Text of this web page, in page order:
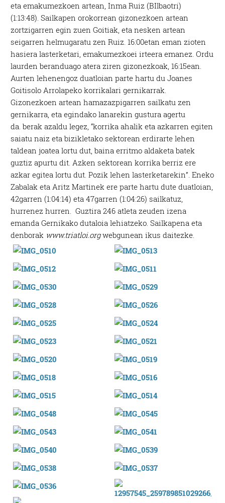
eta emakumezkoen artean, Inma Ruiz (BIlbaotri)
(1:13:48). Sailkapen orokorrean gizonezkoen artean
zortzigarren egin zuen Goitiak, eta nesken artean
seigarren helmugaratu zen Ruiz. 16:00etan eman zioten
hasiera lasterketari, emakumezkoei irteera emanez. Ordu
laurden beranduago atera ziren gizonezkoak, 16:15ean.
Aurten lehenengoz duatloian parte hartu du Joanes
Goitisolo Arrolapeko korrikalari gernikarrak.
Gizonezkoen artean hamazazpigarren sailkatu zen
gernikarra, eta egindako lanarekin gustura agertu
da. berak azaldu legez, “korrika ahalik eta azkarren egiten
saiatu naiz eta bizikletako sektorean erdirarte lehen
taldean joatea lortu dut, baina erritmo aldaketa batek
guztiz apurtu dit. Azken sektorean korrikaberriz ere
azkar egitea lortu dut. Pozik lehen lasterketarekin”. Eneko
Zabalak eta Aritz Martinek ere parte hartu dute duatloian,
42garren (1:04:14) eta 47garren (1:04:26) sailkatuz,
hurrenez hurren. Guztira 246 atleta zeuden izena
emanda Gernikako dutaloia lehiatzeko. Sailkapena eta
denborak www.triatloi.orgwebgunean ikus daitezke.